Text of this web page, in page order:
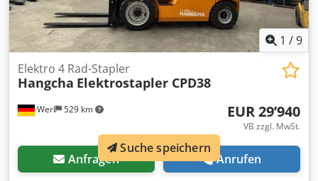
1 /9
Werl 529 km
Elektro 4 Rad-Stapler
Hangcha Elektrostapler CPD38
EUR 29’940
VB zzgl. MwSt.
Anfragen Anrufen
Suche speichern